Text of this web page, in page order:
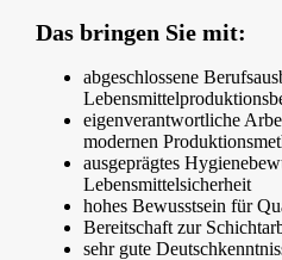
Das bringen Sie mit:
abgeschlossene
eigenverantwortliche
modernen
ausgeprägtes
Lebensmittelsicherheit
hohes Bewusstsein für
Bereitschaft zur
sehr gute